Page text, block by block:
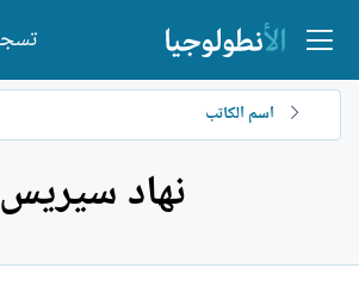
اسم الكاتب
نهاد سيريس